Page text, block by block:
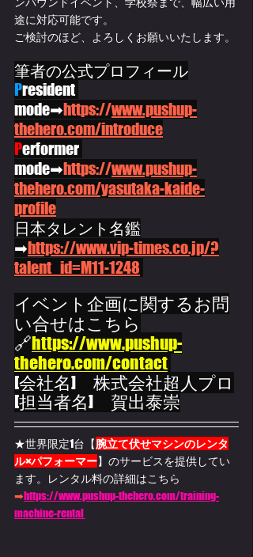
途に対応可能です。
ご検討のほど、よろしくお願いいたします。
筆者の公式プロフィール
President
mode➡https://www.pushup-
thehero.com/introduce
Performer
mode➡https://www.pushup-
thehero.com/yasutaka-kaide-
profile
日本タレント名鑑
➡https://www.vip-times.co.jp/?
talent_id=M11-1248
イベント企画に関するお問
い合せはこちら
🔗https://www.pushup-
thehero.com/contact
[会社名]　株式会社超人プロ
[担当者名]　賀出泰崇
★世界限定1台【腕立て伏せマシンのレンタ
ル×パフォーマー】のサービスを提供してい
ます。
レンタル料の詳細はこちら
➡https://www.pushup-thehero.com/training-
machine-rental